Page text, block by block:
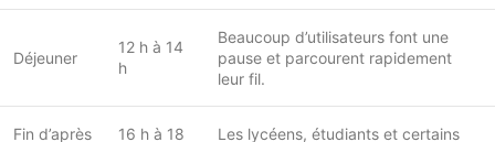
Déjeuner
12 h à 14
h
Beaucoup d’utilisateurs font une
pause et parcourent rapidement
leur fil.
Fin d’après
16 h à 18
Les lycéens, étudiants et certains